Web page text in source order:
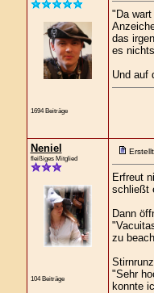
1694 Beiträge
"Da
das
es
Und auf
Neniel
fleißiges Mitglied
104 Beiträge
Erfreut
schließt
Dann
zu
"Sehr
konnte